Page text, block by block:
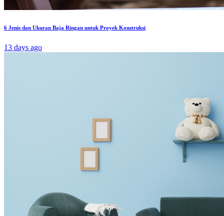
6 Jenis dan Ukuran Baja Ringan untuk Proyek Konstruksi
13 days ago